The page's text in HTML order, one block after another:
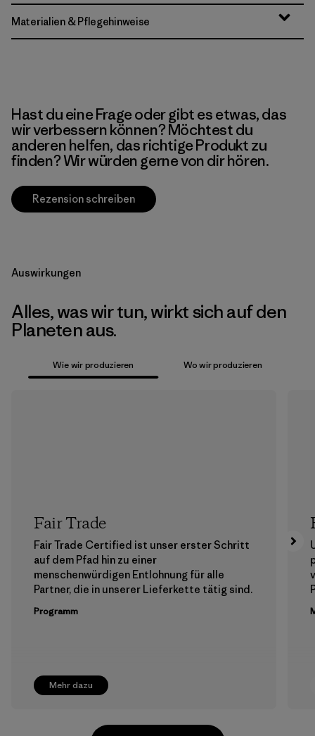
Materialien & Pflegehinweise
Hast du eine Frage oder gibt es etwas, das
wir verbessern können? Möchtest du
anderen helfen, das richtige Produkt zu
finden? Wir würden gerne von dir hören.
Rezension schreiben
Auswirkungen
Alles, was wir tun, wirkt sich auf den
Planeten aus.
Wie wir produzieren Wo wir produzieren
Mehr dazu
Fair Trade
Fair Trade Certified ist unser erster Schritt
auf dem Pfad hin zu einer
menschenwürdigen Entlohnung für alle
Partner, die in unserer Lieferkette tätig sind.
Programm